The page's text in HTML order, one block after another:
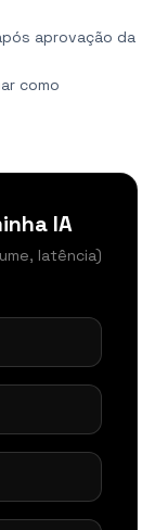
aprovação da
como
IA
latência)